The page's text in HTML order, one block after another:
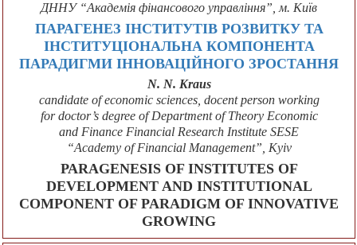
ДННУ “Академія фінансового управління”, м. Київ
ПАРАГЕНЕЗ ІНСТИТУТІВ РОЗВИТКУ ТА
ІНСТИТУЦІОНАЛЬНА КОМПОНЕНТА
ПАРАДИГМИ ІННОВАЦІЙНОГО ЗРОСТАННЯ
N. N. Kraus
candidate of economic sciences, docent person working
for doctor’s degree of Department of Theory Economic
and Finance Financial Research Institute SESE
“Academy of Financial Management”, Kyiv
РАRАGENESIS OF INSTITUTES OF
DEVELOPMENT AND INSTITUTIONAL
COMPONENT OF PARADIGM OF INNOVATIVE
GROWING